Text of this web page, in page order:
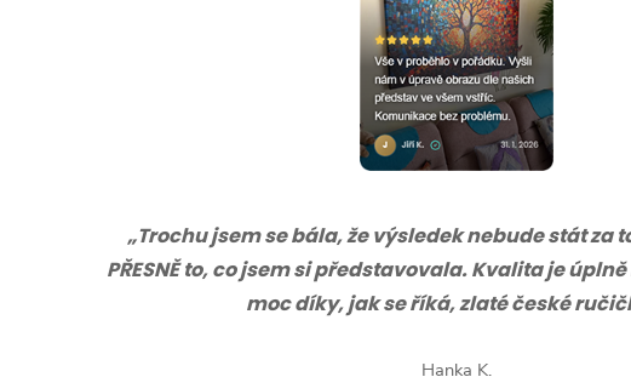
„Trochu jsem se bála, že výsledek nebude stát za
PŘESNĚ to, co jsem si představovala. Kvalita je
moc díky, jak se říká, zlaté české
Hanka K.